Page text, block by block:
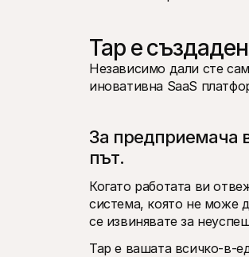
Tap е
Независимо дали сте
иновативна SaaS
За предприемача
път.
Когато работата ви
система, която не може
се извинявате за
Tap е вашата всичко-в-